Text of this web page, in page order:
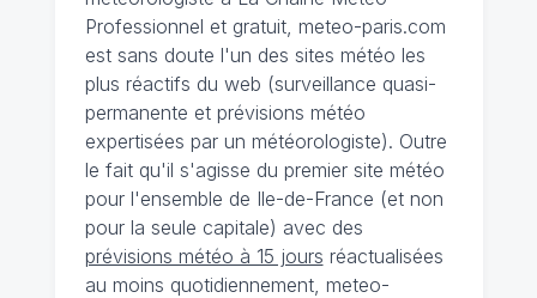
Professionnel et gratuit, meteo-paris.com
est sans doute l'un des sites météo les
plus réactifs du web (surveillance quasi-
permanente et prévisions météo
expertisées par un météorologiste). Outre
le fait qu'il s'agisse du premier site météo
pour l'ensemble de Ile-de-France (et non
pour la seule capitale) avec des
prévisions météo à 15 jours réactualisées
au moins quotidiennement, meteo-